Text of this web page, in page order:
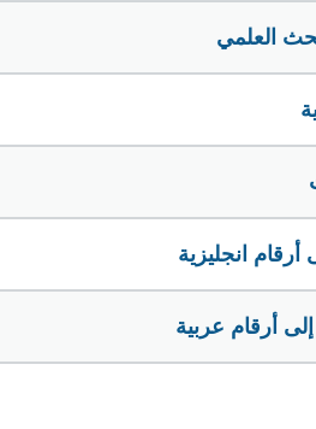
العلمي
أرقام انجليزية
إلى أرقام عربية